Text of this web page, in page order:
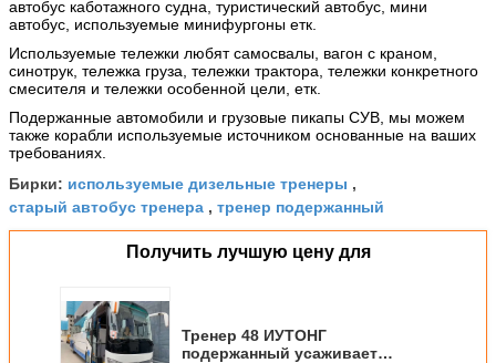
автобус каботажного судна, туристический автобус, мини
автобус, используемые минифургоны етк.
Используемые тележки любят самосвалы, вагон с краном,
синотрук, тележка груза, тележки трактора, тележки конкретного
смесителя и тележки особенной цели, етк.
Подержанные автомобили и грузовые пикапы СУВ, мы можем
также корабли используемые источником основанные на ваших
требованиях.
Бирки: используемые дизельные тренеры ,
старый автобус тренера , тренер подержанный
Получить лучшую цену для
Тренер 48 ИУТОНГ
подержанный усаживает